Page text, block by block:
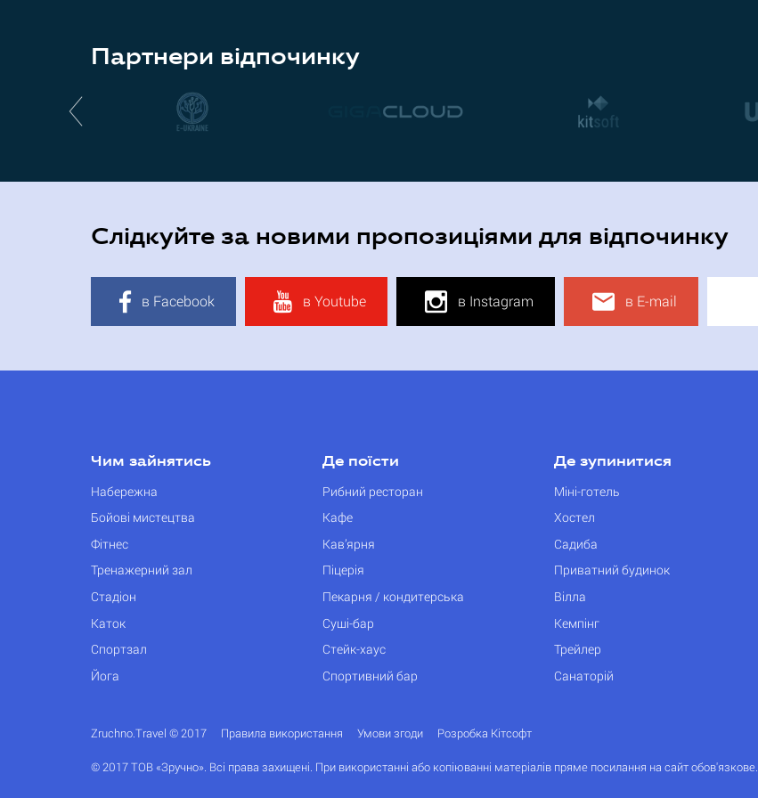
Партнери відпочинку
Слідкуйте за новими пропозиціями для відпочинку
в Facebook в Youtube в Instagram в E-mail
Чим зайнятись
Набережна
Бойові мистецтва
Фітнес
Тренажерний зал
Стадіон
Каток
Спортзал
Йога
Де поїсти
Рибний ресторан
Кафе
Кав’ярня
Піцерія
Пекарня / кондитерська
Суші-бар
Стейк-хаус
Спортивний бар
Де зупинитися
Міні-готель
Хостел
Садиба
Приватний будинок
Вілла
Кемпінг
Трейлер
Санаторій
Zruchno.Travel © 2017 Правила використання Умови згоди Розробка Кітсофт
© 2017 ТОВ «Зручно». Всі права захищені. При використанні або копіюванні матеріалів пряме посилання на сайт обов'язкове.